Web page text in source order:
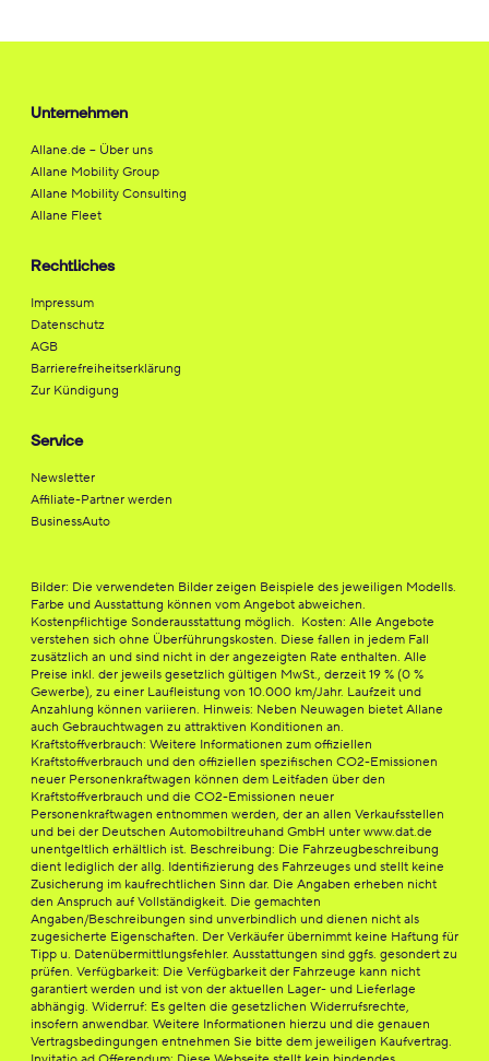
Unternehmen
Allane.de – Über uns
Allane Mobility Group
Allane Mobility Consulting
Allane Fleet
Rechtliches
Impressum
Datenschutz
AGB
Barrierefreiheitserklärung
Zur Kündigung
Service
Newsletter
Affiliate-Partner werden
BusinessAuto
Bilder: Die verwendeten Bilder zeigen Beispiele des jeweiligen Modells.
Farbe und Ausstattung können vom Angebot abweichen.
Kostenpflichtige Sonderausstattung möglich. Kosten: Alle Angebote
verstehen sich ohne Überführungskosten. Diese fallen in jedem Fall
zusätzlich an und sind nicht in der angezeigten Rate enthalten. Alle
Preise inkl. der jeweils gesetzlich gültigen MwSt., derzeit 19 % (0 %
Gewerbe), zu einer Laufleistung von 10.000 km/Jahr. Laufzeit und
Anzahlung können variieren. Hinweis: Neben Neuwagen bietet Allane
auch Gebrauchtwagen zu attraktiven Konditionen an.
Kraftstoffverbrauch: Weitere Informationen zum offiziellen
Kraftstoffverbrauch und den offiziellen spezifischen CO2-Emissionen
neuer Personenkraftwagen können dem Leitfaden über den
Kraftstoffverbrauch und die CO2-Emissionen neuer
Personenkraftwagen entnommen werden, der an allen Verkaufsstellen
und bei der Deutschen Automobiltreuhand GmbH unter www.dat.de
unentgeltlich erhältlich ist. Beschreibung: Die Fahrzeugbeschreibung
dient lediglich der allg. Identifizierung des Fahrzeuges und stellt keine
Zusicherung im kaufrechtlichen Sinn dar. Die Angaben erheben nicht
den Anspruch auf Vollständigkeit. Die gemachten
Angaben/Beschreibungen sind unverbindlich und dienen nicht als
zugesicherte Eigenschaften. Der Verkäufer übernimmt keine Haftung für
Tipp u. Datenübermittlungsfehler. Ausstattungen sind ggfs. gesondert zu
prüfen. Verfügbarkeit: Die Verfügbarkeit der Fahrzeuge kann nicht
garantiert werden und ist von der aktuellen Lager- und Lieferlage
abhängig. Widerruf: Es gelten die gesetzlichen Widerrufsrechte,
insofern anwendbar. Weitere Informationen hierzu und die genauen
Vertragsbedingungen entnehmen Sie bitte dem jeweiligen Kaufvertrag.